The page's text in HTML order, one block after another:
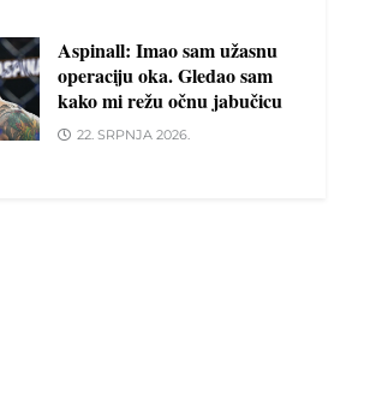
Aspinall: Imao sam užasnu
operaciju oka. Gledao sam
kako mi režu očnu jabučicu
22. SRPNJA 2026.